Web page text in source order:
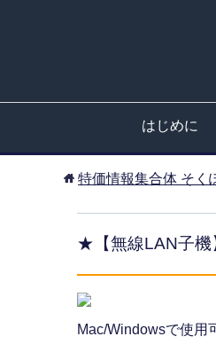
はじめに
特価情報集合体 そく
★【無線LAN子機
Mac/Windowsで使用